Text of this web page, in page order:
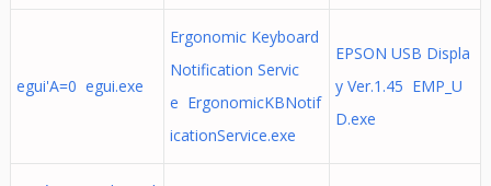
egui'A=0 egui.exe
Ergonomic Keyboard
Notification Servic
e ErgonomicKBNotif
icationService.exe
EPSON USB Displa
y Ver.1.45 EMP_U
D.exe